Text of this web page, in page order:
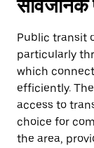
सार्वजनिक
Public transit
particularly
which
efficiently.
access to
choice for
the area,